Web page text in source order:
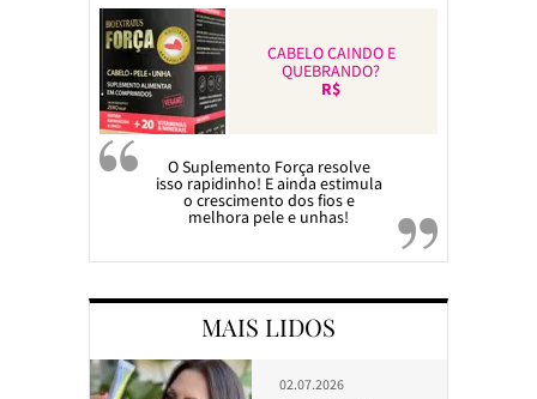
CABELO CAINDO E
QUEBRANDO?
R$
O Suplemento Força resolve
isso rapidinho! E ainda estimula
o crescimento dos fios e
melhora pele e unhas!
MAIS LIDOS
02.07.2026